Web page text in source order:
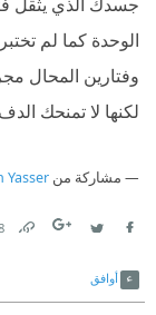
الوحدة كما لم
وفتارين المحال
لكنها لا تمنحك
مشاركة من Yasser
أوافق